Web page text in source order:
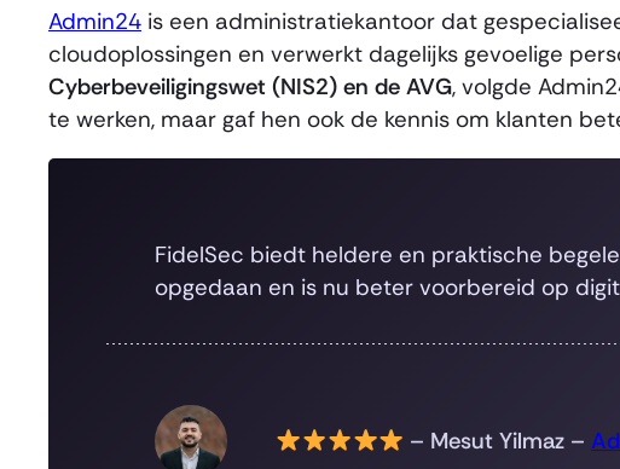
Admin24 is een administratiekantoor dat
cloudoplossingen en verwerkt dagelijks gevoelige
Cyberbeveiligingswet (NIS2) en de AVG, volgde
te werken, maar gaf hen ook de kennis om klanten
FidelSec biedt heldere en praktische
opgedaan en is nu beter voorbereid op
– Mesut Yilmaz –